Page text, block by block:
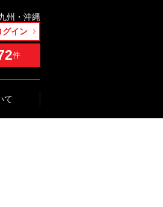
州・沖縄
グイン
件
て